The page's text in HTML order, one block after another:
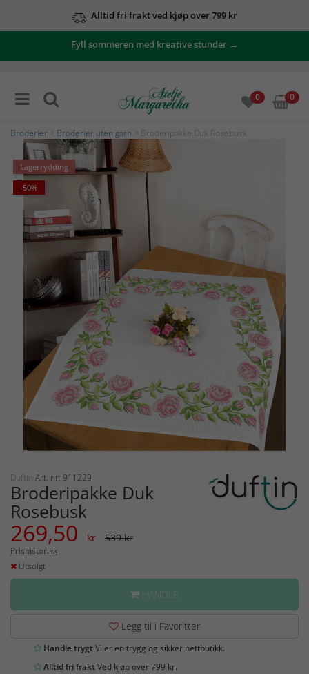
Alltid fri frakt ved kjøp over 799 kr
Fyll sommeren med kreative stunder →
0 0
Broderier Broderier uten garn > Broderipakke Duk Rosebusk
Lagerrydding
-50%
Duftin Art. nr: 911229
Broderipakke Duk
Rosebusk
269,50 kr 539 kr
Prishistorikk
Utsolgt
HANDLE
Legg til i Favoritter
Handle trygtVi er en trygg og sikker nettbutikk.
Alltid fri fraktVed kjøp over 799 kr.